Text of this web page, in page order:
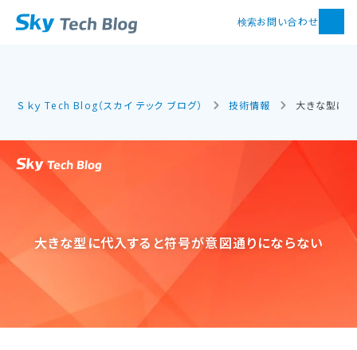
検索お問い合わせ
Ｓｋｙ Tech Blog（スカイ テック ブログ） 技術情報 大きな型に
大きな​型に​代入すると​符号が​意図通りに​ならない